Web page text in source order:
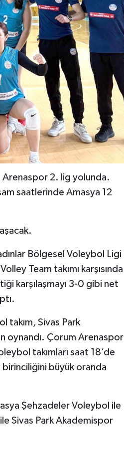
Arenaspor 2. lig yolunda.
saatlerinde Amasya 12
Bölgesel Voleybol Ligi
Team takımı karşısında
karşılaşmayı 3-0 gibi net
takım, Sivas Park
oynandı. Çorum Arenaspor
takımları saat 18’de
birinciliğini büyük oranda
Şehzadeler Voleybol ile
Sivas Park Akademispor